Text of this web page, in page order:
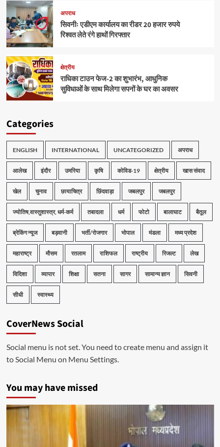
अपराध
सिवनीः एडीएम कार्यालय का रीडर 20 हजार रुपये
रिश्वत लेते रंगे हाथों गिरफ्तार
क्षेत्रीय
राधिका टाउन फेज-2 का शुभारंभ, आधुनिक
सुविधाओं के साथ मिलेगा सपनों के घर का अवसर
Categories
ENGLISH INTERNATIONAL UNCATEGORIZED अपराध
आलेख इंदौर उमरिया कृषि कोविड-19 क्षेत्रीय खास संवाद
खेल चुनाव छायाचित्र छिंदवाड़ा जबलपुर जबलपुर
ज्योतिष,वास्तुशास्त्र, धर्म-कर्म तबादला धर्म फोटो बालाघाट बैतूल
ब्रेकिंग न्यूज बड़वानी भर्ती/रोजगार भोपाल मंडला मध्य प्रदेश
महाराष्ट्र मौसम रतलाम राशिफल राष्ट्रीय रिजल्ट लेख
विदिशा व्यापार शिक्षा सतना सागर सामान्य ज्ञान सिवनी
सीधी स्वास्थ्य
CoverNews Social
Social menu is not set. You need to create menu and assign it
to Social Menu on Menu Settings.
You may have missed